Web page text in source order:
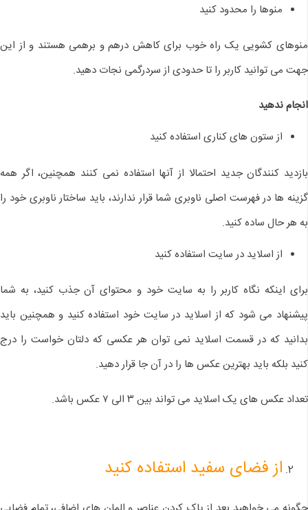
منوها را محدود کنید
منوهای کشویی یک راه خوب برای کاهش درهم و برهمی هستند و از این
جهت می توانید کاربر را تا حدودی از سردرگمی نجات دهید.
انجام ندهید
از ستون های کناری استفاده کنید
بازدید کنندگان جدید احتمالا از آنها استفاده نمی کنند همچنین، اگر همه
گزینه ها در فهرست اصلی ناوبری شما قرار ندارند، باید ساختار ناوبری خود را
به هر حال ساده کنید.
از اسلاید در سایت استفاده کنید
برای اینکه نگاه کاربر را به سایت خود و محتوای آن جذب کنید، به شما
پیشنهاد می شود که از اسلاید در سایت خود استفاده کنید و همچنین باید
بدانید که در قسمت اسلاید نمی توان هر عکسی که دلتان خواست را درج
کنید بلکه باید بهترین عکس ها را در آن جا قرار دهید.
تعداد عکس های یک اسلاید می تواند بین ۳ الی ۷ عکس باشد.
از فضای سفید استفاده کنید